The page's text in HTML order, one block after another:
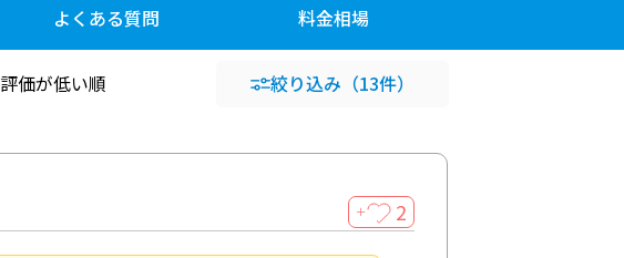
よくある質問 料金相場
評価が低い順 絞り込み （13件）
＋ 2